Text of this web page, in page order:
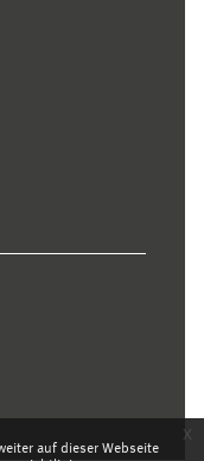
auf dieser Webseite
x